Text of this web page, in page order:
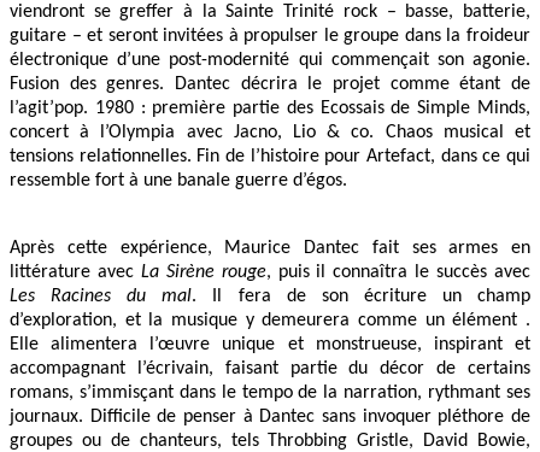
viendront se greffer à la Sainte Trinité rock – basse, batterie,
guitare – et seront invitées à propulser le groupe dans la froideur
électronique d’une post-modernité qui commençait son agonie.
Fusion des genres. Dantec décrira le projet comme étant de
l’agit’pop. 1980 : première partie des Ecossais de Simple Minds,
concert à l’Olympia avec Jacno, Lio & co. Chaos musical et
tensions relationnelles. Fin de l’histoire pour Artefact, dans ce qui
ressemble fort à une banale guerre d’égos.
Après cette expérience, Maurice Dantec fait ses armes en
littérature avec La Sirène rouge, puis il connaîtra le succès avec
Les Racines du mal. Il fera de son écriture un champ
d’exploration, et la musique y demeurera comme un élément .
Elle alimentera l’œuvre unique et monstrueuse, inspirant et
accompagnant l’écrivain, faisant partie du décor de certains
romans, s’immisçant dans le tempo de la narration, rythmant ses
journaux. Difficile de penser à Dantec sans invoquer pléthore de
groupes ou de chanteurs, tels Throbbing Gristle, David Bowie,